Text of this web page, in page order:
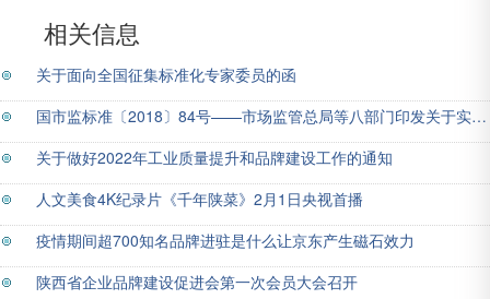
相关信息
关于面向全国征集标准化专家委员的函
国市监标准〔2018〕84号——市场监管总局等八部门印发关于实施企业标准“领跑者”制度的意见
关于做好2022年工业质量提升和品牌建设工作的通知
人文美食4K纪录片《千年陕菜》2月1日央视首播
疫情期间超700知名品牌进驻是什么让京东产生磁石效力
陕西省企业品牌建设促进会第一次会员大会召开